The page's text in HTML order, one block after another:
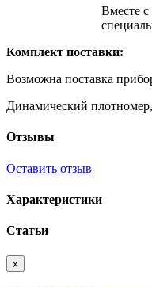
Вместе
Комплект поставки:
Возможна поставка
Динамический
Отзывы
Оставить отзыв
Характеристики
Статьи
x